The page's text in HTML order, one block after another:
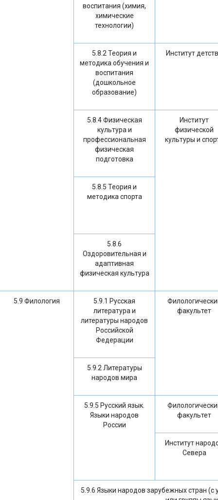
воспитания (химия,
химические
технологии)
5.8.2 Теория и
методика обучения и
воспитания
(дошкольное
образование)
Институт
5.8.4 Физическая
культура и
профессиональная
физическая
подготовка
Институт
физической
культуры и
5.8.5 Теория и
методика спорта
5.8.6
Оздоровительная и
адаптивная
физическая культура
5.9 Филология
5.9.1 Русская
литература и
литературы народов
Российской
Федерации
факультет
5.9.2 Литературы
народов мира
5.9.5 Русский язык.
Языки народов
России
факультет
Институт
Севера
5.9.6 Языки народов зарубежных стран (с